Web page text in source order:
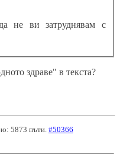
не ви затруднявам с
здраве" в текста?
5873 пъти. #50366